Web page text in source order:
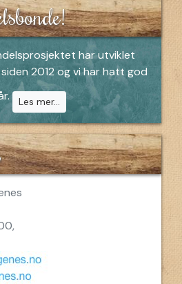
har utviklet
2012 og vi har hatt god
Les mer...